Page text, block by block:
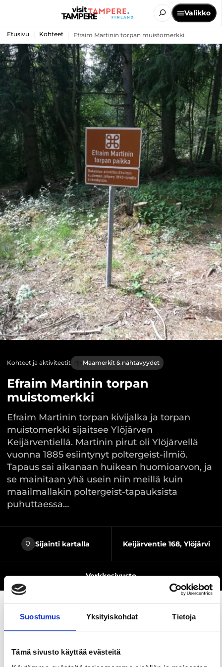
Suostumus Yksityiskohdat Tietoja
Tämä sivusto käyttää evästeitä
Valikko
Etusivu Kohteet Efraim Martinin torpan muistomerkki
Kohteet ja aktiviteetit Maamerkit & nähtävyydet
Efraim Martinin torpan
muistomerkki
Efraim Martinin torpan kivijalka ja torpan
muistomerkki sijaitsee Ylöjärven
Keijärventiellä. Martinin pirut oli Ylöjärvellä
vuonna 1885 esiintynyt poltergeist-ilmiö.
Tapaus sai aikanaan huikean huomioarvon, ja
se mainitaan yhä usein niin meillä kuin
maailmallakin poltergeist-tapauksista
puhuttaessa…
Sijainti kartalla Keijärventie 168, Ylöjärvi
Verkkosivusto
Jaa sivu